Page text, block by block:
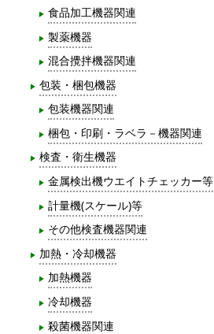
食品加工機器関連
製薬機器
混合攪拌機器関連
包装・梱包機器
包装機器関連
梱包・印刷・ラベラ－機器関連
検査・衛生機器
金属検出機ウエイトチェッカー等
計量機(スケール)等
その他検査機器関連
加熱・冷却機器
加熱機器
冷却機器
殺菌機器関連